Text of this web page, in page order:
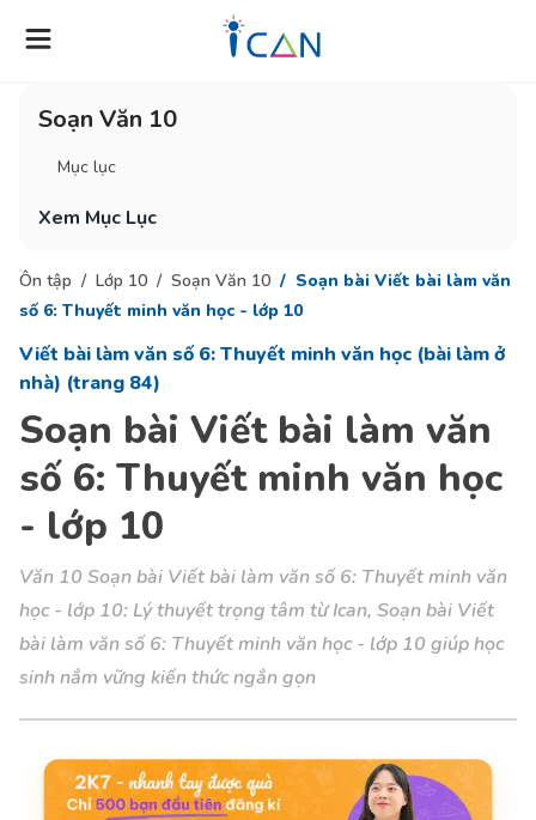
Soạn Văn 10
Mục lục
Xem Mục Lục
Ôn tập Lớp 10 Soạn Văn 10
Soạn bài Viết bài làm văn
số 6: Thuyết minh văn học - lớp 10
Viết bài làm văn số 6: Thuyết minh văn học (bài làm ở
nhà) (trang 84)
Soạn bài Viết bài làm văn
số 6: Thuyết minh văn học
- lớp 10
Văn 10 Soạn bài Viết bài làm văn số 6: Thuyết minh văn
học - lớp 10: Lý thuyết trọng tâm từ Ican, Soạn bài Viết
bài làm văn số 6: Thuyết minh văn học - lớp 10 giúp học
sinh nắm vững kiến thức ngắn gọn